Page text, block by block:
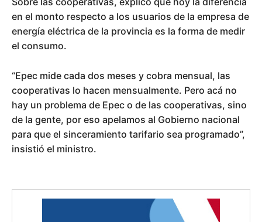
en el monto respecto a los usuarios de la empresa de
energía eléctrica de la provincia es la forma de medir
el consumo.
“Epec mide cada dos meses y cobra mensual, las
cooperativas lo hacen mensualmente. Pero acá no
hay un problema de Epec o de las cooperativas, sino
de la gente, por eso apelamos al Gobierno nacional
para que el sinceramiento tarifario sea programado”,
insistió el ministro.